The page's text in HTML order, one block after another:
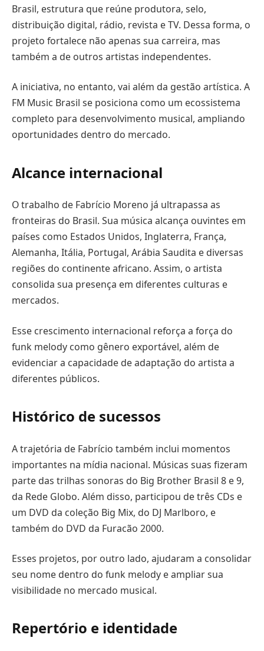
Brasil, estrutura que reúne produtora, selo,
distribuição digital, rádio, revista e TV. Dessa forma, o
projeto fortalece não apenas sua carreira, mas
também a de outros artistas independentes.
A iniciativa, no entanto, vai além da gestão artística. A
FM Music Brasil se posiciona como um ecossistema
completo para desenvolvimento musical, ampliando
oportunidades dentro do mercado.
Alcance internacional
O trabalho de Fabrício Moreno já ultrapassa as
fronteiras do Brasil. Sua música alcança ouvintes em
países como Estados Unidos, Inglaterra, França,
Alemanha, Itália, Portugal, Arábia Saudita e diversas
regiões do continente africano. Assim, o artista
consolida sua presença em diferentes culturas e
mercados.
Esse crescimento internacional reforça a força do
funk melody como gênero exportável, além de
evidenciar a capacidade de adaptação do artista a
diferentes públicos.
Histórico de sucessos
A trajetória de Fabrício também inclui momentos
importantes na mídia nacional. Músicas suas fizeram
parte das trilhas sonoras do Big Brother Brasil 8 e 9,
da Rede Globo. Além disso, participou de três CDs e
um DVD da coleção Big Mix, do DJ Marlboro, e
também do DVD da Furacão 2000.
Esses projetos, por outro lado, ajudaram a consolidar
seu nome dentro do funk melody e ampliar sua
visibilidade no mercado musical.
Repertório e identidade